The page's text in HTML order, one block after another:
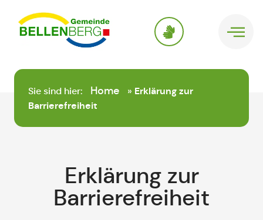
springen
Sie sind hier: Home » Erklärung zur
Barrierefreiheit
Erklärung zur
Barrierefreiheit